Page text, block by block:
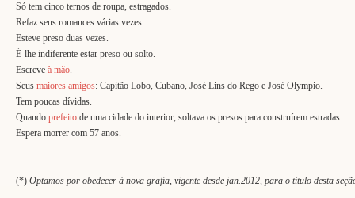
Só tem cinco ternos de roupa, estragados.
Refaz seus romances várias vezes.
Esteve preso duas vezes.
É-lhe indiferente estar preso ou solto.
Escreve à mão.
Seus maiores amigos: Capitão Lobo, Cubano, José Lins do Rego e José Olympio.
Tem poucas dívidas.
Quando prefeito de uma cidade do interior, soltava os presos para construírem estradas.
Espera morrer com 57 anos.
(*) Optamos por obedecer à nova grafia, vigente desde jan.2012, para o título desta